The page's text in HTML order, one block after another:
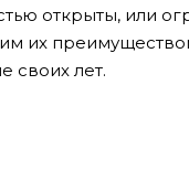
открыты, или
их
своих лет.